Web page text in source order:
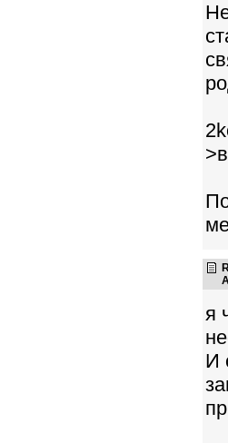
я
И